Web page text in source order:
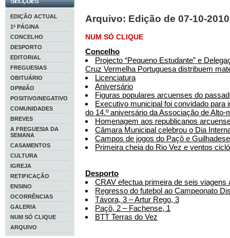
EDIÇÃO ACTUAL
1ª PÁGINA
CONCELHO
DESPORTO
EDITORIAL
FREGUESIAS
OBITUÁRIO
OPINIÃO
POSITIVO/NEGATIVO
COMUNIDADES
BREVES
A FREGUESIA DA
SEMANA
CASAMENTOS
CULTURA
IGREJA
RETIFICAÇÃO
ENSINO
OCORRÊNCIAS
GALERIA
NUM SÓ CLIQUE
ARQUIVO
Arquivo: Edição de 07-10-2010
NUM SÓ CLIQUE
Concelho
Projecto “Pequeno Estudante” e
Cruz Vermelha Portuguesa distribuem
Licenciatura
Aniversário
Figuras populares arcuenses do
Executivo municipal foi convidado para
do 14.º aniversário da Associação de Alto-
Homenagem aos republicanos
Câmara Municipal celebrou o Dia
Campos de jogos do Paçô e
Primeira cheia do Rio Vez e ventos
Desporto
CRAV efectua primeira de seis viagens
Regresso do futebol ao Campeonato
Távora, 3 – Artur Rego, 3
Paçô, 2 – Fachense, 1
BTT Terras do Vez